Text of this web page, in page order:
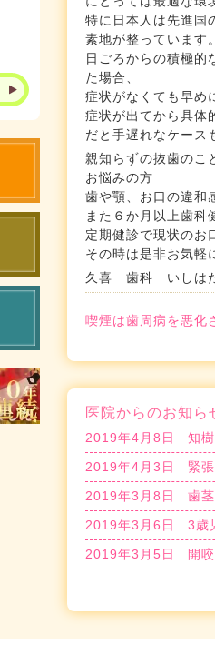
特に日本人は先進国
素地が整っています。
日ごろからの積極的
た場合、
症状がなくても早め
症状が出てから具体
だと手遅れなケース
親知らずの抜歯のこ
お悩みの方
歯や顎、お口の違和
また６か月以上歯科
定期健診で現状のお
その時は是非お気軽
久喜 歯科 いしは
喫煙は歯周病を悪化
医院からのお知ら
2019年4月8日
知
2019年4月3日
緊
2019年3月8日
歯
2019年3月6日
3歳
2019年3月5日
開